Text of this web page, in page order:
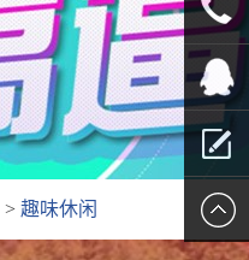
> 趣味休闲
010-
QQ客服
留言报